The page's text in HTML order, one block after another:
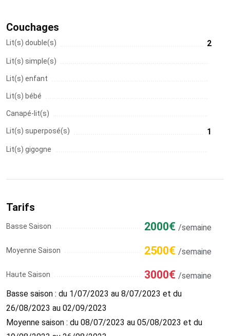
Couchages
Lit(s) double(s) 2
Lit(s) simple(s)
Lit(s) enfant
Lit(s) bébé
Canapé-lit(s)
Lit(s) superposé(s) 1
Lit(s) gigogne
Tarifs
Basse Saison 2000€ /semaine
Moyenne Saison 2500€ /semaine
Haute Saison 3000€ /semaine
Basse saison : du 1/07/2023 au 8/07/2023 et du
26/08/2023 au 02/09/2023
Moyenne saison : du 08/07/2023 au 05/08/2023 et du